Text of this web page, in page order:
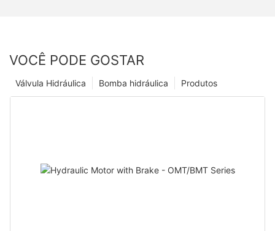
VOCÊ PODE GOSTAR
Produtos
Bomba hidráulica
Válvula Hidráulica